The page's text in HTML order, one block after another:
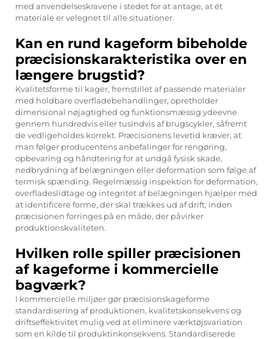
med anvendelseskravene i stedet for at antage, at ét
materiale er velegnet til alle situationer.
Kan en rund kageform bibeholde
præcisionskarakteristika over en
længere brugstid?
Kvalitetsforme til kager, fremstillet af passende materialer
med holdbare overfladebehandlinger, opretholder
dimensional nøjagtighed og funktionsmæssig ydeevne
gennem hundredvis eller tusindvis af brugscykler, såfremt
de vedligeholdes korrekt. Præcisionens levetid kræver, at
man følger producentens anbefalinger for rengøring,
opbevaring og håndtering for at undgå fysisk skade,
nedbrydning af belægningen eller deformation som følge af
termisk spænding. Regelmæssig inspektion for deformation,
overfladeslidtage og integritet af belægningen hjælper med
at identificere forme, der skal trækkes ud af drift, inden
præcisionen forringes på en måde, der påvirker
produktionskvaliteten.
Hvilken rolle spiller præcisionen
af kageforme i kommercielle
bagværk?
I kommercielle miljøer gør præcisionskageforme
standardisering af produktionen, kvalitetskonsekvens og
driftseffektivitet mulig ved at eliminere værktøjsvariation
som en kilde til produktinkonsekvens. Standardiserede